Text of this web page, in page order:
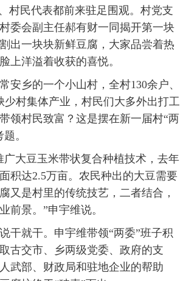
村民代表都前来驻足围观。村党支
委会副主任郝有财一同揭开第一块
出一块块新鲜豆腐，大家品尝着热
上洋溢着收获的喜悦。
乡的一个小山村，全村130余户、
少村集体产业，村民们大多外出打工
领村民致富？这是摆在新一届村“两
。
大豆玉米带状复合种植技术，去年
积达2.5万亩。农民种出的大豆需要
又是村里的传统技艺，二者结合，
前景。”申宇维说。
就干。申宇维带领“两委”班子积
古交市、乡两级党委、政府的支
武部、财政局和驻地企业的帮助